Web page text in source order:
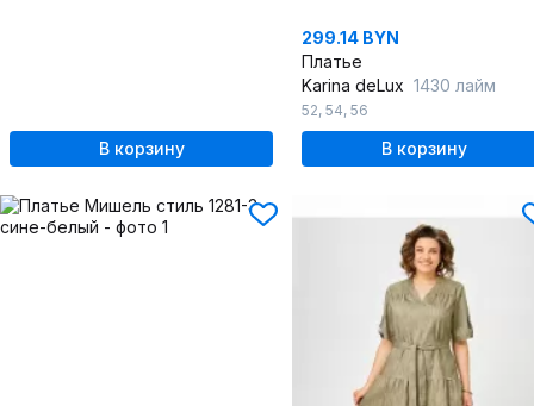
В корзину
299.14 BYN
Платье
Karina deLux 1430 лайм
52, 54, 56
В корзину